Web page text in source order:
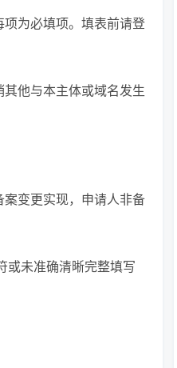
为必填项。填表前请登
他与本主体或域名发生
案变更实现，申请人非备
或未准确清晰完整填写